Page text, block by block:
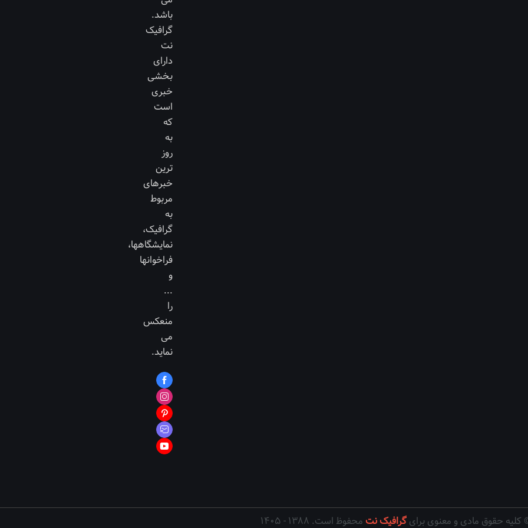
باشد.
گرافیک
نت
دارای
بخشی
خبری
است
که
به
روز
ترین
خبرهای
مربوط
به
گرافیک،
نمایشگاهها،
فراخوانها
و
...
را
منعکس
می
نماید.
کلیه حقوق مادی و معنوی برایگرافیک نتمحفوظ است. ۱۳۸۸ - ۱۴۰۵